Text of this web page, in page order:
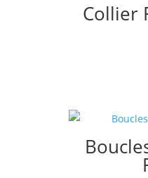
Collier